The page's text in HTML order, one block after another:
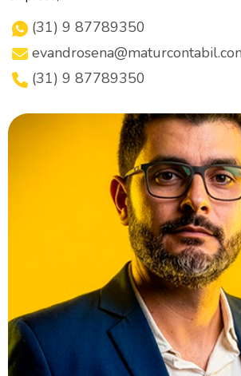
(31) 9 87789350
(31) 9 87789350